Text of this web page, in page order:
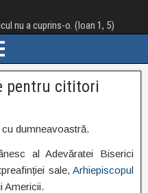
nu a cuprins-o. (Ioan 1, 5)
pentru cititori
dumneavoastră.
al Adevăratei Biserici
sale, Arhiepiscopul
Americii.